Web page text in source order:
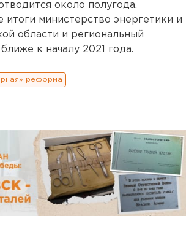
около полугода.
итоги министерство энергетики и
области и региональный
к началу 2021 года.
реформа